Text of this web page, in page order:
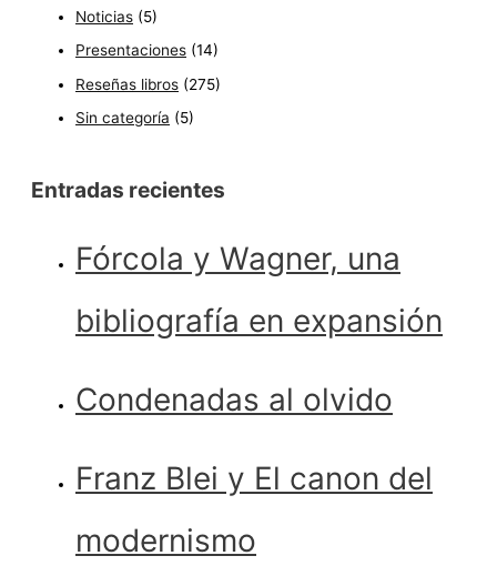
Noticias (5)
Presentaciones (14)
Reseñas libros (275)
Sin categoría (5)
Entradas recientes
Fórcola y Wagner, una
bibliografía en expansión
Condenadas al olvido
Franz Blei y El canon del
modernismo